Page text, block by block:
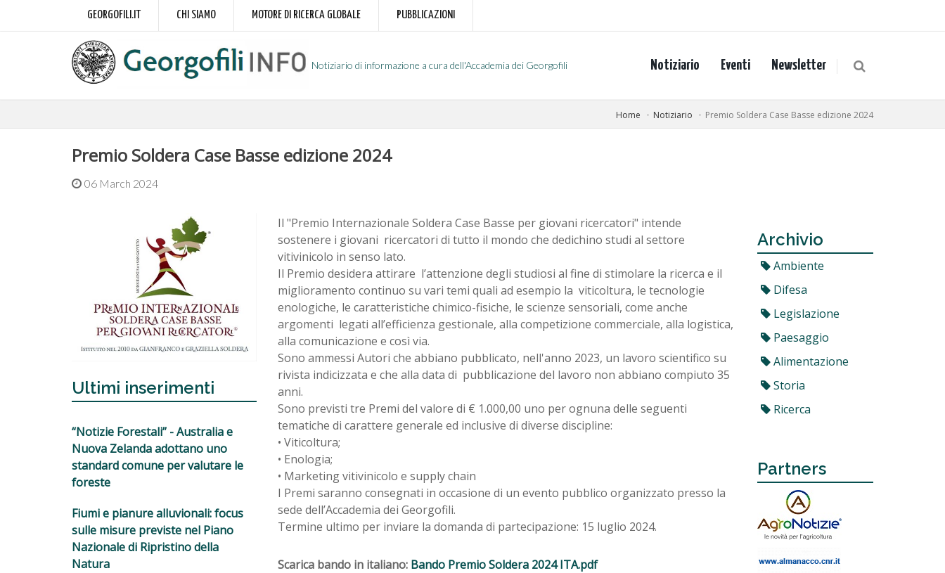
GEORGOFILI.IT CHI SIAMO MOTORE DI RICERCA GLOBALE PUBBLICAZIONI
Notiziario di informazione a cura dell'Accademia dei Georgofili Notiziario Eventi Newsletter
Home Notiziario Premio Soldera Case Basse edizione 2024
Premio Soldera Case Basse edizione 2024
06 March 2024
Ultimi inserimenti
“Notizie Forestali” - Australia e
Nuova Zelanda adottano uno
standard comune per valutare le
foreste
Fiumi e pianure alluvionali: focus
sulle misure previste nel Piano
Nazionale di Ripristino della
Natura
Il "Premio Internazionale Soldera Case Basse per giovani ricercatori" intende
sostenere i giovani ricercatori di tutto il mondo che dedichino studi al settore
vitivinicolo in senso lato.
Il Premio desidera attirare l’attenzione degli studiosi al fine di stimolare la ricerca e il
miglioramento continuo su vari temi quali ad esempio la viticoltura, le tecnologie
enologiche, le caratteristiche chimico-fisiche, le scienze sensoriali, come anche
argomenti legati all’efficienza gestionale, alla competizione commerciale, alla logistica,
alla comunicazione e così via.
Sono ammessi Autori che abbiano pubblicato, nell'anno 2023, un lavoro scientifico su
rivista indicizzata e che alla data di pubblicazione del lavoro non abbiano compiuto 35
anni.
Sono previsti tre Premi del valore di € 1.000,00 uno per ognuna delle seguenti
tematiche di carattere generale ed inclusive di diverse discipline:
• Viticoltura;
• Enologia;
• Marketing vitivinicolo e supply chain
I Premi saranno consegnati in occasione di un evento pubblico organizzato presso la
sede dell’Accademia dei Georgofili.
Termine ultimo per inviare la domanda di partecipazione: 15 luglio 2024.
Scarica bando in italiano: Bando Premio Soldera 2024 ITA.pdf
Archivio
Ambiente
Difesa
Legislazione
Paesaggio
Alimentazione
Storia
Ricerca
Partners